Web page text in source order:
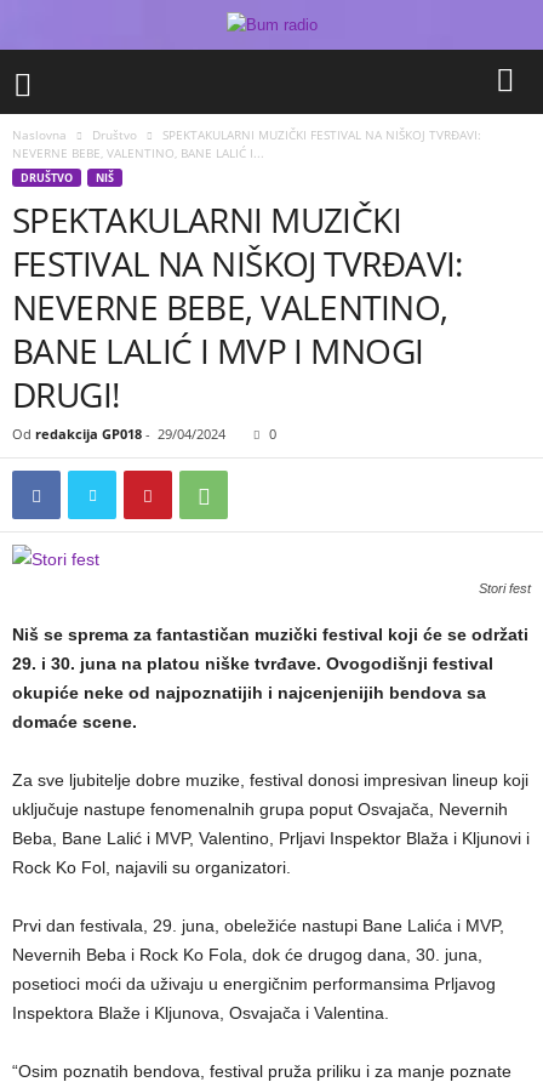
Naslovna Društvo
SPEKTAKULARNI MUZIČKI FESTIVAL NA NIŠKOJ TVRĐAVI:
NEVERNE BEBE, VALENTINO, BANE LALIĆ I...
DRUŠTVO NIŠ
SPEKTAKULARNI MUZIČKI
FESTIVAL NA NIŠKOJ TVRĐAVI:
NEVERNE BEBE, VALENTINO,
BANE LALIĆ I MVP I MNOGI
DRUGI!
Od redakcija GP018 - 29/04/2024 0
Stori fest
Niš se sprema za fantastičan muzički festival koji će se održati
29. i 30. juna na platou niške tvrđave. Ovogodišnji festival
okupiće neke od najpoznatijih i najcenjenijih bendova sa
domaće scene.
Za sve ljubitelje dobre muzike, festival donosi impresivan lineup koji
uključuje nastupe fenomenalnih grupa poput Osvajača, Nevernih
Beba, Bane Lalić i MVP, Valentino, Prljavi Inspektor Blaža i Kljunovi i
Rock Ko Fol, najavili su organizatori.
Prvi dan festivala, 29. juna, obeležiće nastupi Bane Lalića i MVP,
Nevernih Beba i Rock Ko Fola, dok će drugog dana, 30. juna,
posetioci moći da uživaju u energičnim performansima Prljavog
Inspektora Blaže i Kljunova, Osvajača i Valentina.
“Osim poznatih bendova, festival pruža priliku i za manje poznate